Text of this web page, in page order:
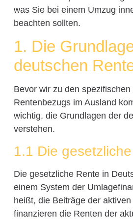
was Sie bei einem Umzug
beachten sollten.
1. Die
deutschen
Bevor wir zu den
Rentenbezugs im Ausland
wichtig, die Grundlagen der
verstehen.
1.1 Die
Die gesetzliche Rente in
einem System der
heißt, die Beiträge der
finanzieren die Renten der